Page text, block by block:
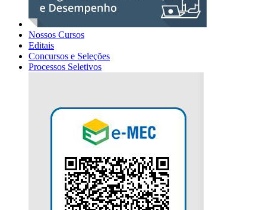
Nossos Cursos
Editais
Concursos e Seleções
Processos Seletivos